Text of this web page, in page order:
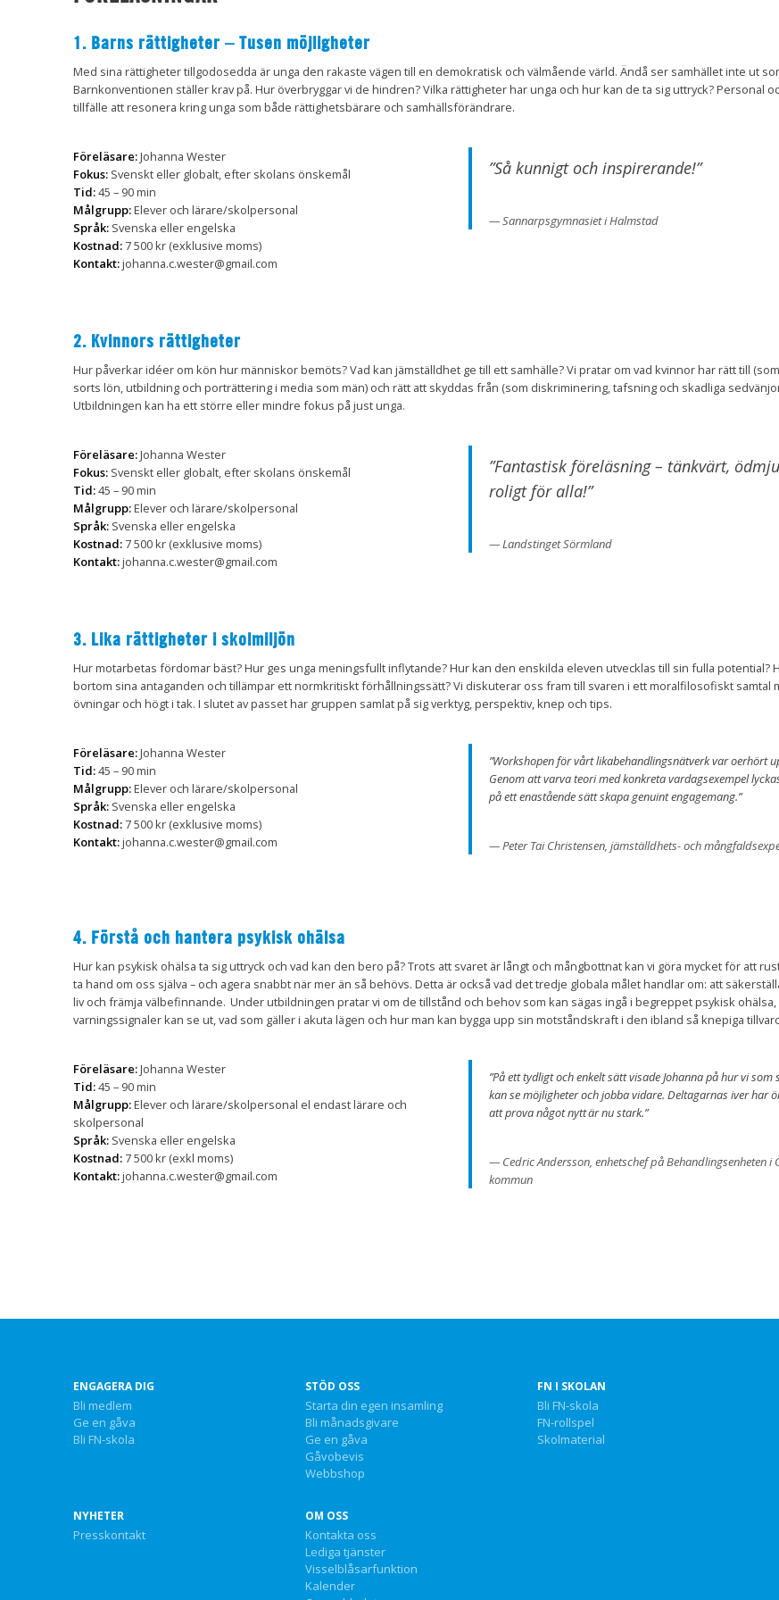
1. Barns rättigheter – Tusen möjligheter
Med sina rättigheter tillgodosedda är unga den rakaste vägen till en demokratisk och välmående värld. Ändå ser samhället inte ut
Barnkonventionen ställer krav på. Hur överbryggar vi de hindren? Vilka rättigheter har unga och hur kan de ta sig uttryck? Personal
tillfälle att resonera kring unga som både rättighetsbärare och samhällsförändrare.
Föreläsare:Johanna Wester
Fokus: Svenskt eller globalt, efter skolans önskemål
Tid:45 – 90 min
Målgrupp:Elever och lärare/skolpersonal
Språk: Svenska eller engelska
Kostnad: 7 500 kr (exklusive moms)
Kontakt:johanna.c.wester@gmail.com
”Så kunnigt och inspirerande!”
Sannarpsgymnasiet i Halmstad
2. Kvinnors rättigheter
Hur påverkar idéer om kön hur människor bemöts? Vad kan jämställdhet ge till ett samhälle? Vi pratar om vad kvinnor har rätt till
sorts lön, utbildning och porträttering i media som män) och rätt att skyddas från (som diskriminering, tafsning och skadliga
Utbildningen kan ha ett större eller mindre fokus på just unga.
Föreläsare:Johanna Wester
Fokus: Svenskt eller globalt, efter skolans önskemål
Tid:45 – 90 min
Målgrupp:Elever och lärare/skolpersonal
Språk: Svenska eller engelska
Kostnad: 7 500 kr (exklusive moms)
Kontakt:johanna.c.wester@gmail.com
”Fantastisk föreläsning – tänkvärt,
roligt för alla!”
Landstinget Sörmland
3. Lika rättigheter i skolmiljön
Hur motarbetas fördomar bäst? Hur ges unga meningsfullt inflytande? Hur kan den enskilda eleven utvecklas till sin fulla potential?
bortom sina antaganden och tillämpar ett normkritiskt förhållningssätt? Vi diskuterar oss fram till svaren i ett moralfilosofiskt samtal
övningar och högt i tak. I slutet av passet har gruppen samlat på sig verktyg, perspektiv, knep och tips.
Föreläsare:Johanna Wester
Tid:45 – 90 min
Målgrupp:Elever och lärare/skolpersonal
Språk: Svenska eller engelska
Kostnad: 7 500 kr (exklusive moms)
Kontakt:johanna.c.wester@gmail.com
”Workshopen för vårt likabehandlingsnätverk var oerhört
Genom att varva teori med konkreta vardagsexempel
på ett enastående sätt skapa genuint engagemang.”
Peter Tai Christensen, jämställdhets- och
4. Förstå och hantera psykisk ohälsa
Hur kan psykisk ohälsa ta sig uttryck och vad kan den bero på? Trots att svaret är långt och mångbottnat kan vi göra mycket för att
ta hand om oss själva – och agera snabbt när mer än så behövs. Detta är också vad det tredje globala målet handlar om: att
liv och främja välbefinnande. Under utbildningen pratar vi om de tillstånd och behov som kan sägas ingå i begreppet psykisk
varningssignaler kan se ut, vad som gäller i akuta lägen och hur man kan bygga upp sin motståndskraft i den ibland så knepiga
Föreläsare:Johanna Wester
Tid:45 – 90 min
Målgrupp:Elever och lärare/skolpersonal el endast lärare och
skolpersonal
Språk: Svenska eller engelska
Kostnad: 7 500 kr (exkl moms)
Kontakt:johanna.c.wester@gmail.com
”På ett tydligt och enkelt sätt visade Johanna på hur vi som
kan se möjligheter och jobba vidare. Deltagarnas iver har
att prova något nytt är nu stark.”
Cedric Andersson, enhetschef på Behandlingsenheten i
kommun
ENGAGERA DIG
Bli medlem
Ge en gåva
Bli FN-skola
STÖD OSS
Starta din egen insamling
Bli månadsgivare
Ge en gåva
Gåvobevis
Webbshop
FN I SKOLAN
Bli FN-skola
FN-rollspel
Skolmaterial
NYHETER
Presskontakt
OM OSS
Kontakta oss
Lediga tjänster
Visselblåsarfunktion
Kalender